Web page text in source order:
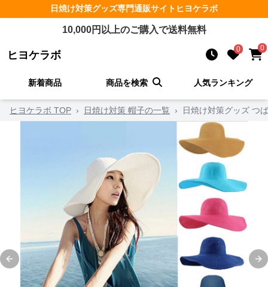
日焼け対策グッズ専門通販サイト ヒヨケラボ
10,000円以上のご購入で送料無料
ヒヨケラボ 0 0
新着商品 商品を検索 人気ランキング
ヒヨケラボ TOP › 日焼け対策 帽子の一覧 › 日焼け対策グッズ つ
Previous slide